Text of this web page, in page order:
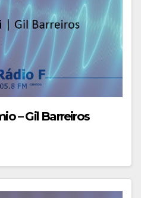
– Gil Barreiros